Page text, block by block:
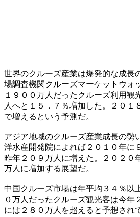
世界のクルーズ産業は爆発的な成長
場調査機関クルーズマーケットウォ
１９００万人だったクルーズ利用観
人へと１５．７％増加した。２０１
で増えるという予測だ。
アジア地域のクルーズ産業成長の勢
洋水産開発院によれば２０１０年に
昨年２０９万人に増えた。２０２０
万人に増加する展望だ。
中国クルーズ市場は年平均３４％以
０万人だったクルーズ観光客は今年
には２８０万人を超えると予想され